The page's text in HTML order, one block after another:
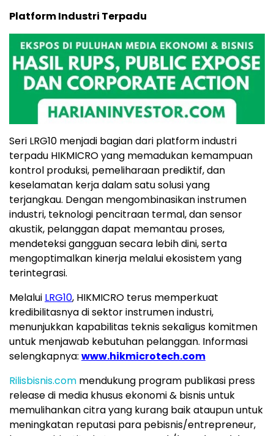
Platform Industri Terpadu
Seri LRG10 menjadi bagian dari platform industri
terpadu HIKMICRO yang memadukan kemampuan
kontrol produksi, pemeliharaan prediktif, dan
keselamatan kerja dalam satu solusi yang
terjangkau. Dengan mengombinasikan instrumen
industri, teknologi pencitraan termal, dan sensor
akustik, pelanggan dapat memantau proses,
mendeteksi gangguan secara lebih dini, serta
mengoptimalkan kinerja melalui ekosistem yang
terintegrasi.
Melalui LRG10, HIKMICRO terus memperkuat
kredibilitasnya di sektor instrumen industri,
menunjukkan kapabilitas teknis sekaligus komitmen
untuk menjawab kebutuhan pelanggan. Informasi
selengkapnya: www.hikmicrotech.com
Rilisbisnis.com mendukung program publikasi press
release di media khusus ekonomi & bisnis untuk
memulihankan citra yang kurang baik ataupun untuk
meningkatan reputasi para pebisnis/entrepreneur,